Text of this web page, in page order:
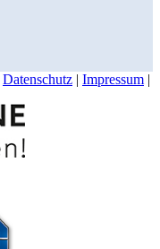
Datenschutz | Impressum |